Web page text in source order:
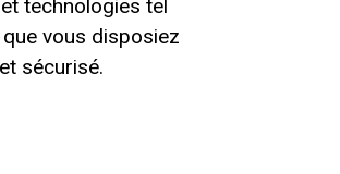
technologies tel
vous disposiez
sécurisé.